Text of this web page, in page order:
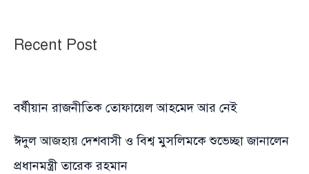
Recent Post
বর্ষীয়ান রাজনীতিক তোফায়েল আহমেদ আর নেই
ঈদুল আজহায় দেশবাসী ও বিশ্ব মুসলিমকে শুভেচ্ছা জানালেন
প্রধানমন্ত্রী তারেক রহমান